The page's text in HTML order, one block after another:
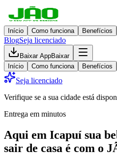
Início Como funciona Benefícios
BlogSeja licenciado
Baixar AppBaixar
Início
Como funciona Benefícios
Seja licenciado
Verifique se a sua cidade está
Entrega em minutos
Aqui em Icapuí sua
sair de casa é com o